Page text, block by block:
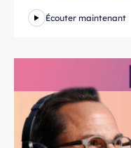
Écouter maintenant